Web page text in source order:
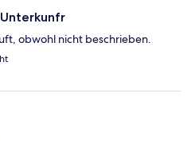
obwohl nicht beschrieben.